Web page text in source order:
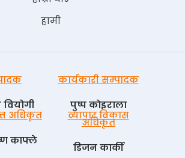
हामी
कार्यकारी सम्पादक
पुष्प काेइराला
अधिकृत
काफ्ले
व्यापार विकास
अधिकृत
डिजन कार्की